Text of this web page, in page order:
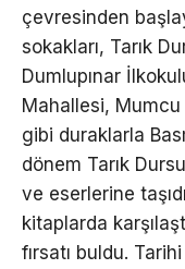
çevresinden
sokakları, Tarık
Dumlupınar
Mahallesi, Mumcu
gibi duraklarla
dönem Tarık
ve eserlerine
kitaplarda
fırsatı buldu.